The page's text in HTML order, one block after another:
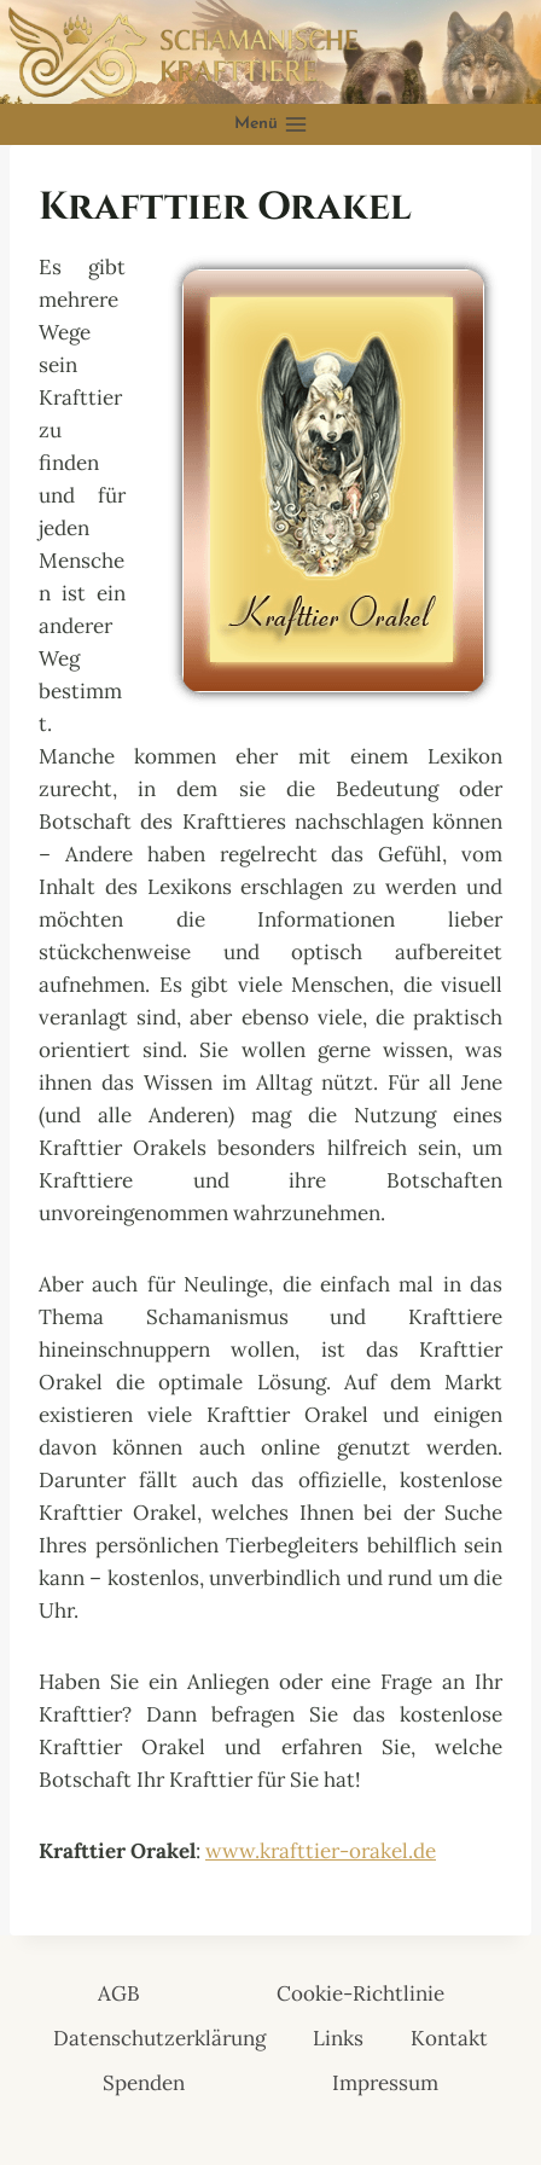
Zum
Inhalt
springen
Menü
Krafttier Orakel
Es gibt
mehrere
Wege
sein
Krafttier
zu
finden
und für
jeden
Mensche
n ist ein
anderer
Weg
bestimm
t.
Manche kommen eher mit einem Lexikon
zurecht, in dem sie die Bedeutung oder
Botschaft des Krafttieres nachschlagen können
– Andere haben regelrecht das Gefühl, vom
Inhalt des Lexikons erschlagen zu werden und
möchten die Informationen lieber
stückchenweise und optisch aufbereitet
aufnehmen. Es gibt viele Menschen, die visuell
veranlagt sind, aber ebenso viele, die praktisch
orientiert sind. Sie wollen gerne wissen, was
ihnen das Wissen im Alltag nützt. Für all Jene
(und alle Anderen) mag die Nutzung eines
Krafttier Orakels besonders hilfreich sein, um
Krafttiere und ihre Botschaften
unvoreingenommen wahrzunehmen.
Aber auch für Neulinge, die einfach mal in das
Thema Schamanismus und Krafttiere
hineinschnuppern wollen, ist das Krafttier
Orakel die optimale Lösung. Auf dem Markt
existieren viele Krafttier Orakel und einigen
davon können auch online genutzt werden.
Darunter fällt auch das offizielle, kostenlose
Krafttier Orakel, welches Ihnen bei der Suche
Ihres persönlichen Tierbegleiters behilflich sein
kann – kostenlos, unverbindlich und rund um die
Uhr.
Haben Sie ein Anliegen oder eine Frage an Ihr
Krafttier? Dann befragen Sie das kostenlose
Krafttier Orakel und erfahren Sie, welche
Botschaft Ihr Krafttier für Sie hat!
Krafttier Orakel: www.krafttier-orakel.de
AGB
Cookie-Richtlinie
Datenschutzerklärung
Links
Kontakt
Spenden
Impressum